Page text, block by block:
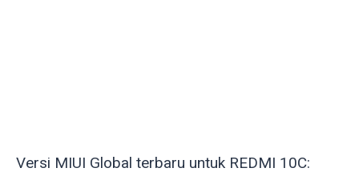
Versi MIUI Global terbaru untuk REDMI 10C: